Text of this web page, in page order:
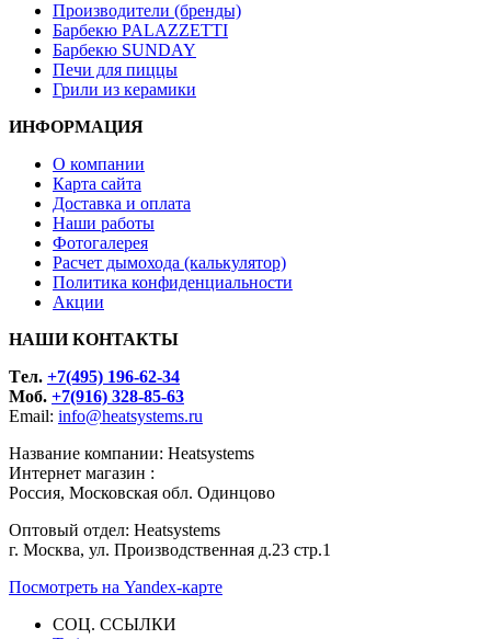
Производители (бренды)
Барбекю PALAZZETTI
Барбекю SUNDAY
Печи для пиццы
Грили из керамики
ИНФОРМАЦИЯ
О компании
Карта сайта
Доставка и оплата
Наши работы
Фотогалерея
Расчет дымохода (калькулятор)
Политика конфиденциальности
Акции
НАШИ КОНТАКТЫ
Tел. +7(495) 196-62-34
Моб. +7(916) 328-85-63
Email: info@heatsystems.ru
Название компании: Heatsystems
Интернет магазин :
Россия, Московская обл. Одинцово
Оптовый отдел: Heatsystems
г. Москва, ул. Производственная д.23 стр.1
Посмотреть на Yandex-карте
СОЦ. ССЫЛКИ